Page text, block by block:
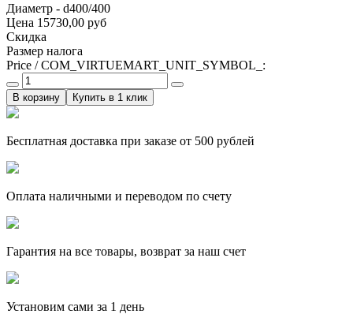
Диаметр - d400/400
Цена 15730,00 руб
Скидка
Размер налога
Price / COM_VIRTUEMART_UNIT_SYMBOL_:
Купить в 1 клик
Бесплатная доставка при заказе от 500 рублей
Оплата наличными и переводом по счету
Гарантия на все товары, возврат за наш счет
Установим сами за 1 день